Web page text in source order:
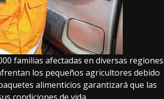
familias afectadas en diversas regiones
los pequeños agricultores debido
alimenticios garantizará que las